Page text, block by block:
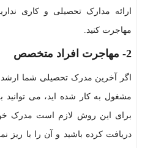
ارائه مدارک تحصیلی و کاری
مهاجرت کنید.
2- مهاجرت افراد متخصص
اگر آخرین مدرک تحصیلی شما
مشغول به کار شده اید، می توانید
برای این روش لازم است مدرک خود
دریافت کرده باشید و آن را با ریز